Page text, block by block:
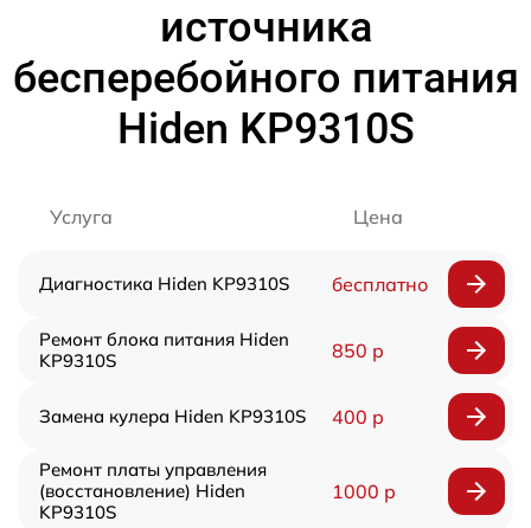
источника
бесперебойного питания
Hiden KP9310S
Услуга Цена
Диагностика Hiden KP9310S бесплатно
Ремонт блока питания Hiden
KP9310S
850 р
Замена кулера Hiden KP9310S 400 р
Ремонт платы управления
(восстановление) Hiden
KP9310S
1000 р